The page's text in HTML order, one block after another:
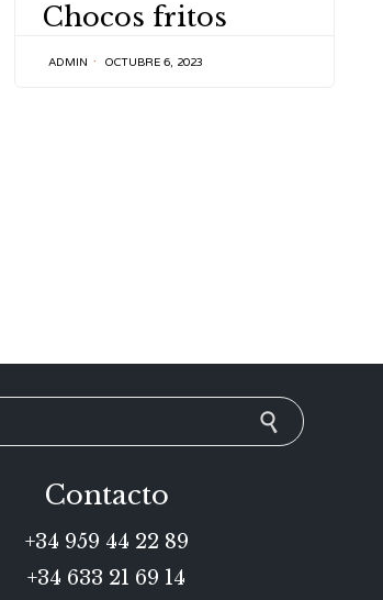
Chocos fritos
ADMIN OCTUBRE 6, 2023
Contacto
+34 959 44 22 89
+34 633 21 69 14